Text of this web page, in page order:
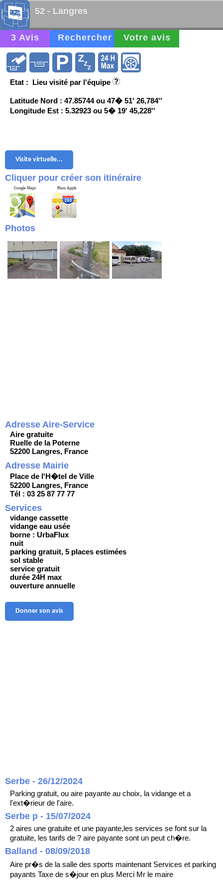
52 - Langres
3 Avis Rechercher Votre avis
Etat : Lieu visité par l'équipe
Latitude Nord : 47.85744 ou 47� 51' 26,784''
Longitude Est : 5.32923 ou 5� 19' 45,228''
Visite virtuelle...
Cliquer pour créer son itinéraire
Google Maps Plans Apple
Photos
Adresse Aire-Service
Aire gratuite
Ruelle de la Poterne
52200 Langres, France
Adresse Mairie
Place de l'H�tel de Ville
52200 Langres, France
Tél : 03 25 87 77 77
Services
vidange cassette
vidange eau usée
borne : UrbaFlux
nuit
parking gratuit, 5 places estimées
sol stable
service gratuit
durée 24H max
ouverture annuelle
Donner son avis
Serbe - 26/12/2024
Parking gratuit, ou aire payante au choix, la vidange et a
l'ext�rieur de l'aire.
Serbe p - 15/07/2024
2 aires une gratuite et une payante,les services se font sur la
gratuite, les tarifs de ? aire payante sont un peut ch�re.
Balland - 08/09/2018
Aire pr�s de la salle des sports maintenant Services et parking
payants Taxe de s�jour en plus Merci Mr le maire